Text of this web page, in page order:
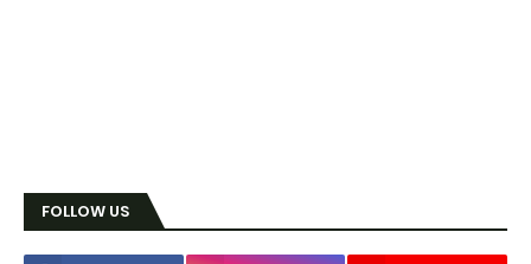
FOLLOW US